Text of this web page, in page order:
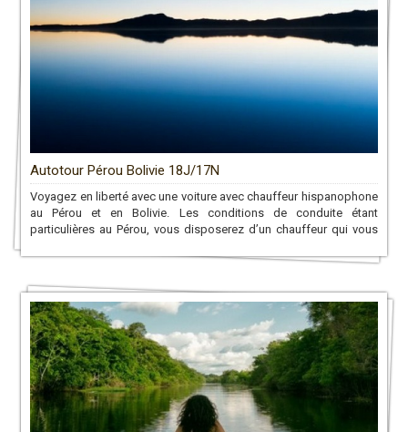
Autotour Pérou Bolivie 18J/17N
Voyagez en liberté avec une voiture avec chauffeur hispanophone
au Pérou et en Bolivie. Les conditions de conduite étant
particulières au Pérou, vous disposerez d’un chauffeur qui vous